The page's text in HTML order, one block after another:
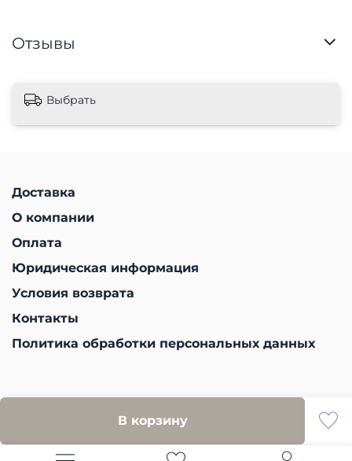
В корзину
Отзывы
Выбрать
Доставка
О компании
Оплата
Юридическая информация
Условия возврата
Контакты
Политика обработки персональных данных